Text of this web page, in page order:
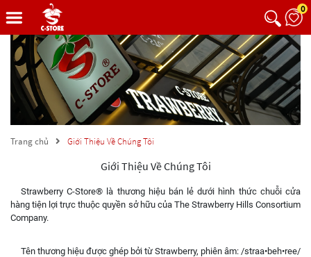
0
Trang chủ Giới Thiệu Về Chúng Tôi
Giới Thiệu Về Chúng Tôi
Strawberry C-Store® là thương hiệu bán lẻ dưới hình thức chuỗi cửa
hàng tiện lợi trực thuộc quyền sở hữu của The Strawberry Hills Consortium
Company.
Tên thương hiệu được ghép bởi từ Strawberry, phiên âm: /straa•beh•ree/